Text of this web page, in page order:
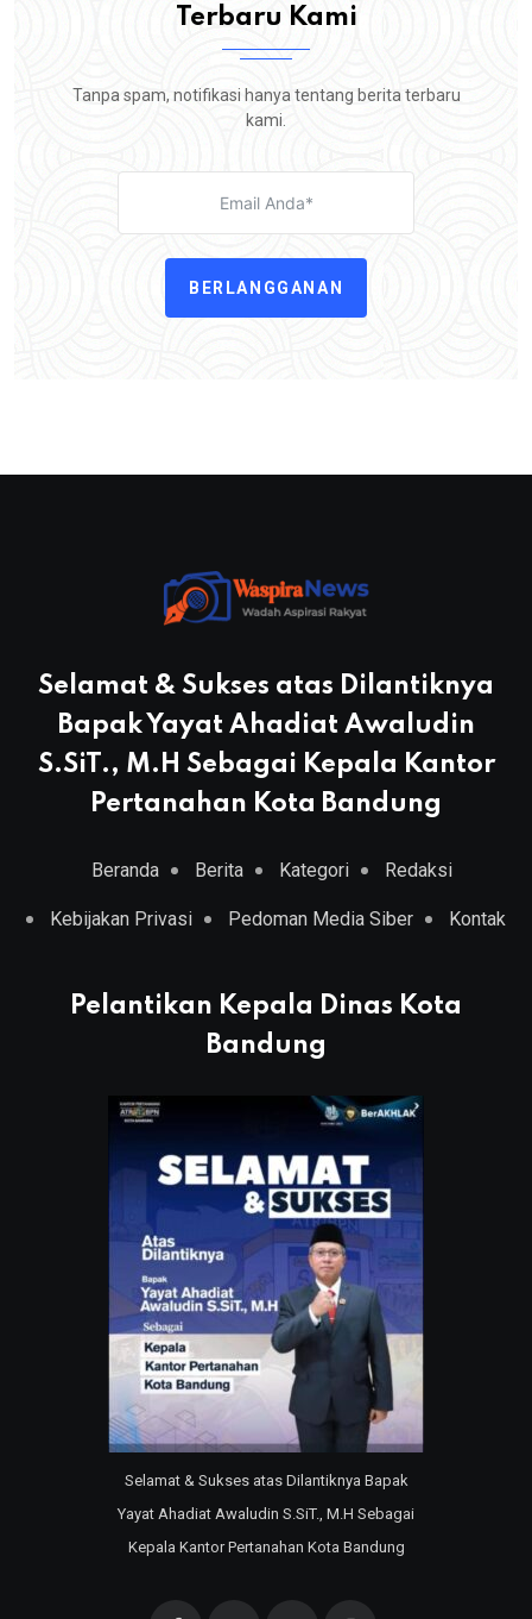
Terbaru Kami
Tanpa spam, notifikasi hanya tentang berita terbaru
kami.
BERLANGGANAN
Selamat & Sukses atas Dilantiknya
Bapak Yayat Ahadiat Awaludin
S.SiT., M.H Sebagai Kepala Kantor
Pertanahan Kota Bandung
Beranda Berita Kategori Redaksi
Kebijakan Privasi Pedoman Media Siber Kontak
Pelantikan Kepala Dinas Kota
Bandung
Selamat & Sukses atas Dilantiknya Bapak
Yayat Ahadiat Awaludin S.SiT., M.H Sebagai
Kepala Kantor Pertanahan Kota Bandung